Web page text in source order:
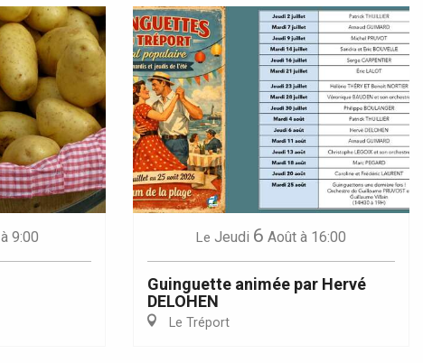
à 9:00 Le Jeudi 6 Août à 16:00
Guinguette animée par Hervé
DELOHEN
Le Tréport